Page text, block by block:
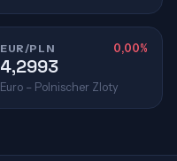
EUR/PLN 0,00%
4,2993
Euro – Polnischer Zloty